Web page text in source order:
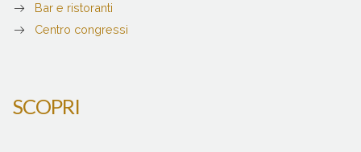
Bar e ristoranti
Centro congressi
SCOPRI